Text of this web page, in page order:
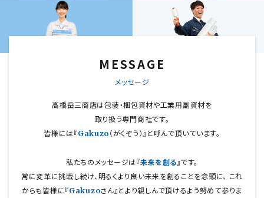
MESSAGE
メッセージ
高橋岳三商店は包装・梱包資材や工業用副資材を
取り扱う専門商社です。
皆様には『Gakuzo （がくぞう）』と呼んで頂いています。
私たちのメッセージは『未来を創る』です。
常に変革に挑戦し続け、明るくより良い未来を創ることを念頭に、 これ
からも皆様に『Gakuzoさん』とより親しんで頂けるよう努めて参りま